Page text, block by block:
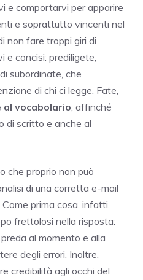
e comportarvi per apparire
e soprattutto vincenti nel
non fare troppi giri di
concisi: prediligete,
subordinate, che
di chi ci legge. Fate,
vocabolario , affinché
di scritto e anche al
che proprio non può
di una corretta e-mail
prima cosa, infatti,
frettolosi nella risposta:
al momento e alla
degli errori. Inoltre,
credibilità agli occhi del